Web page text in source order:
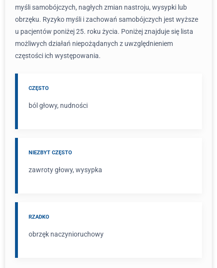
myśli samobójczych, nagłych zmian nastroju, wysypki lub
obrzęku. Ryzyko myśli i zachowań samobójczych jest wyższe
u pacjentów poniżej 25. roku życia. Poniżej znajduje się lista
możliwych działań niepożądanych z uwzględnieniem
częstości ich występowania.
CZĘSTO
ból głowy, nudności
NIEZBYT CZĘSTO
zawroty głowy, wysypka
RZADKO
obrzęk naczynioruchowy